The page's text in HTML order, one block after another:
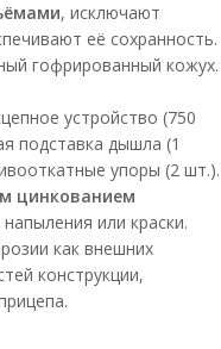
, исключают
её сохранность.
гофрированный кожух.
устройство (750
подставка дышла (1
упоры (2 шт.).
цинкованием
или краски.
как внешних
конструкции,